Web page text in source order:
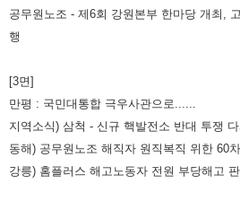
공무원노조 - 제6회 강원본부 한마당 개최,
행
[3면]
만평 : 국민대통합 극우사관으로......
지역소식) 삼척 - 신규 핵발전소 반대 투쟁
동해) 공무원노조 해직자 원직복직 위한 60
강릉) 홈플러스 해고노동자 전원 부당해고